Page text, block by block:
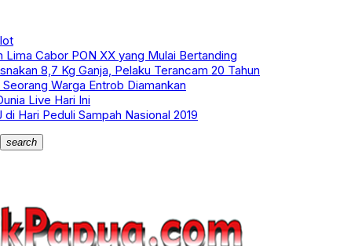
Lima Cabor PON XX yang Mulai Bertanding
8,7 Kg Ganja, Pelaku Terancam 20 Tahun
Warga Entrob Diamankan
Live Hari Ini
Hari Peduli Sampah Nasional 2019
search